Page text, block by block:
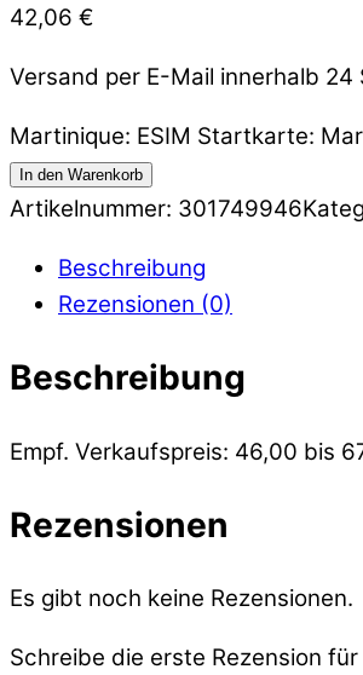
42,06 €
Versand per E-Mail innerhalb 24
Martinique: ESIM Startkarte:
In den Warenkorb
Artikelnummer: 301749946
Beschreibung
Rezensionen (0)
Beschreibung
Empf. Verkaufspreis: 46,00 bis
Rezensionen
Es gibt noch keine Rezensionen.
Schreibe die erste Rezension